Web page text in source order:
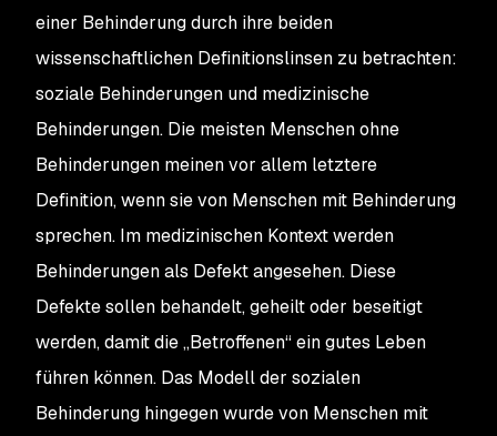
einer Behinderung durch ihre beiden
wissenschaftlichen Definitionslinsen zu betrachten:
soziale Behinderungen und medizinische
Behinderungen. Die meisten Menschen ohne
Behinderungen meinen vor allem letztere
Definition, wenn sie von Menschen mit Behinderung
sprechen. Im medizinischen Kontext werden
Behinderungen als Defekt angesehen. Diese
Defekte sollen behandelt, geheilt oder beseitigt
werden, damit die „Betroffenen“ ein gutes Leben
führen können. Das Modell der sozialen
Behinderung hingegen wurde von Menschen mit